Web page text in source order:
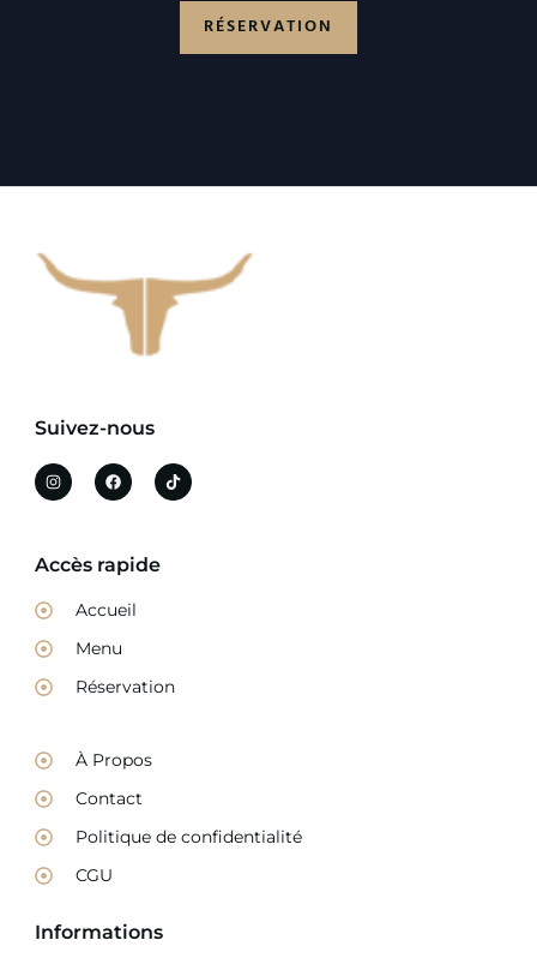
RÉSERVATION
Suivez-nous
Accès rapide
Accueil
Menu
Réservation
À Propos
Contact
Politique de confidentialité
CGU
Informations